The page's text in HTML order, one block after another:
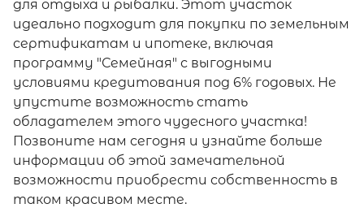
для отдыха и рыбалки. Этот участок
идеально подходит для покупки по земельным
сертификатам и ипотеке, включая
программу "Семейная" с выгодными
условиями кредитования под 6% годовых. Не
упустите возможность стать
обладателем этого чудесного участка!
Позвоните нам сегодня и узнайте больше
информации об этой замечательной
возможности приобрести собственность в
таком красивом месте.